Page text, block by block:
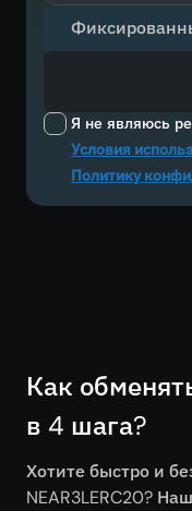
Я не являюсь
Условия
Политику
Как
в 4 шага?
Хотите быстро и
NEAR3LERC20?